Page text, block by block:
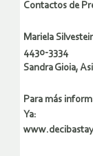
Contactos de
Mariela
4430-3334
Sandra Gioia,
Para más
Ya: